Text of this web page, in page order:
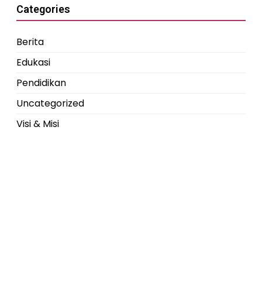
Categories
Berita
Edukasi
Pendidikan
Uncategorized
Visi & Misi